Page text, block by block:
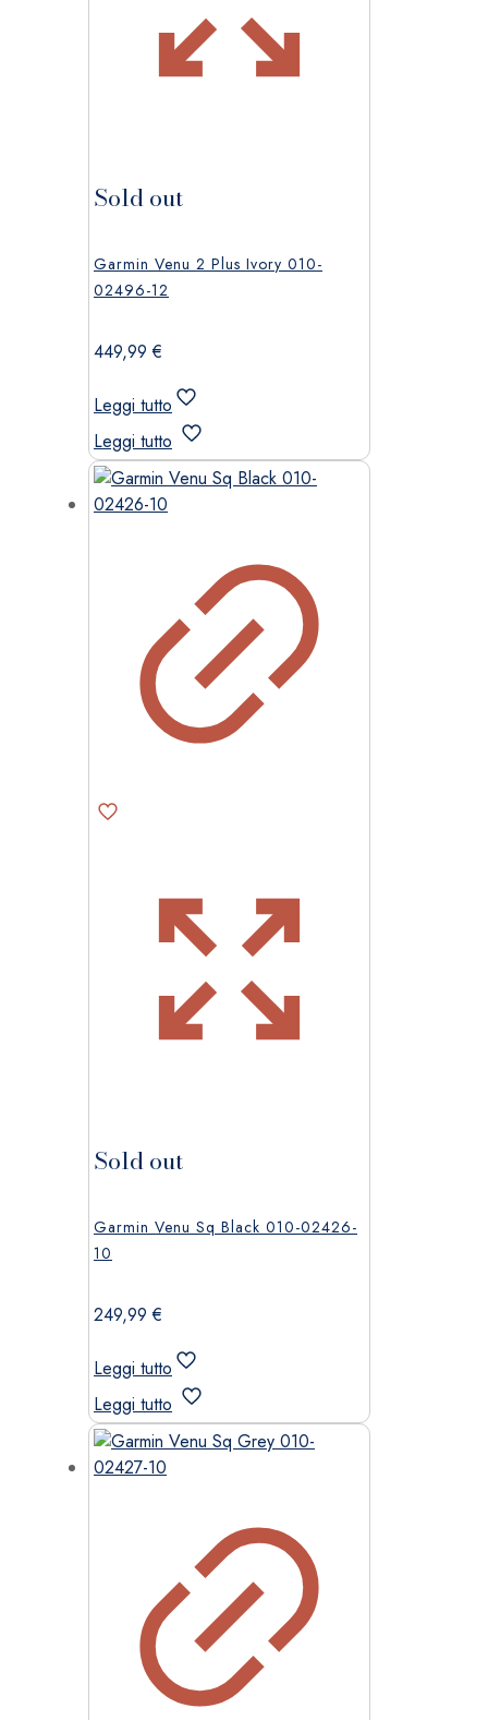
Sold out
Garmin Venu 2 Plus Ivory 010-
02496-12
449,99€
Leggi tutto
Leggi tutto
Sold out
Garmin Venu Sq Black 010-02426-
10
249,99€
Leggi tutto
Leggi tutto